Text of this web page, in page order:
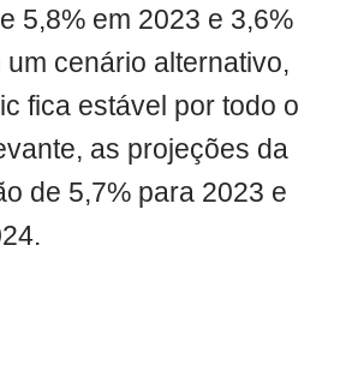
5,8% em 2023 e 3,6%
um cenário alternativo,
fica estável por todo o
as projeções da
de 5,7% para 2023 e